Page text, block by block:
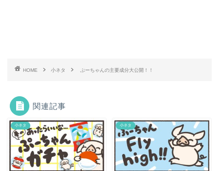
HOME 小ネタ ぷーちゃんの主要成分大公開！！
関連記事
小ネタ 小ネタ